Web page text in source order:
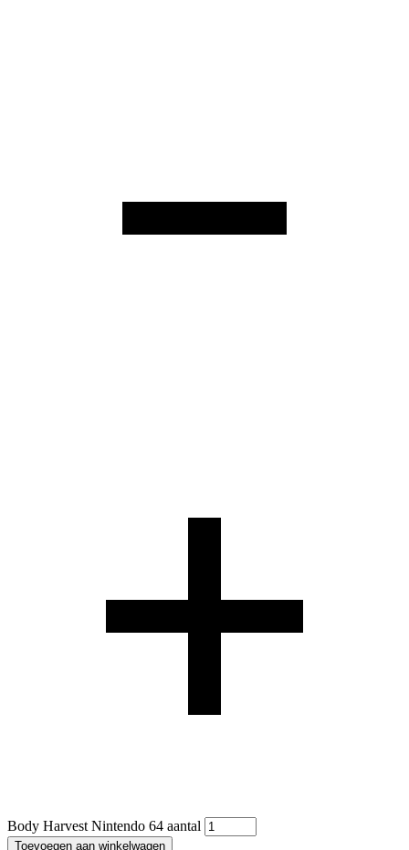
Body Harvest Nintendo 64 aantal
Toevoegen aan winkelwagen